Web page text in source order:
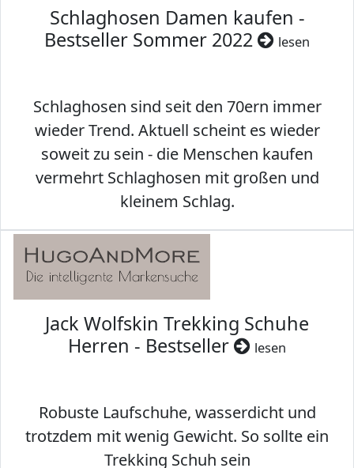
Schlaghosen Damen kaufen -
Bestseller Sommer 2022
lesen
Schlaghosen sind seit den 70ern immer
wieder Trend. Aktuell scheint es wieder
soweit zu sein - die Menschen kaufen
vermehrt Schlaghosen mit großen und
kleinem Schlag.
Jack Wolfskin Trekking Schuhe
Herren - Bestseller
lesen
Robuste Laufschuhe, wasserdicht und
trotzdem mit wenig Gewicht. So sollte ein
Trekking Schuh sein